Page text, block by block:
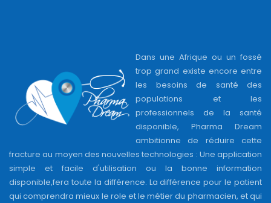
Dans une Afrique ou un fossé
trop grand existe encore entre
les besoins de santé des
populations et les
professionnels de la santé
disponible, Pharma Dream
ambitionne de réduire cette
fracture au moyen des nouvelles technologies : Une application
simple et facile d'utilisation ou la bonne information
disponible,fera toute la différence. La différence pour le patient
qui comprendra mieux le role et le métier du pharmacien, et qui